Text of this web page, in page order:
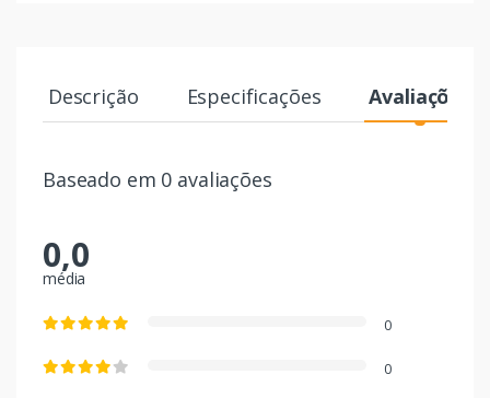
Descrição Especificações Avaliações
Baseado em 0 avaliações
0,0
média
0
0